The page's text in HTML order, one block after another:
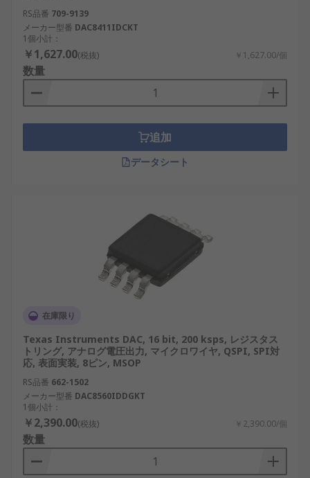
RS品番 709-9139
メーカー型番 DAC8411IDCKT
1個小計：
￥1,627.00(税抜) ￥1,627.00/個
数量
追加
データシート
在庫限り
Texas Instruments DAC, 16 bit, 200 ksps, レジスタス
トリング, アナログ電圧出力, マイクロワイヤ, QSPI, SPI対
応, 表面実装, 8ピン, MSOP
RS品番 662-1502
メーカー型番 DAC8560IDDGKT
1個小計：
￥2,390.00(税抜) ￥2,390.00/個
数量